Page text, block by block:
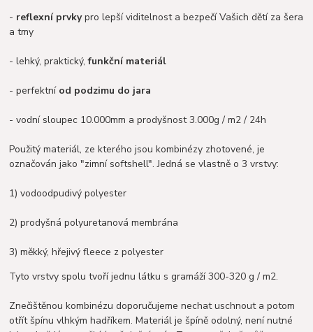
- reflexní prvkypro lepší viditelnost a bezpečí Vašich dětí za šera
a tmy
- lehký, praktický,funkční materiál
- perfektní od podzimu do jara
- vodní sloupec 10.000mm a prodyšnost 3.000g / m2 / 24h
Použitý materiál, ze kterého jsou kombinézy zhotovené, je
označován jako "zimní softshell". Jedná se vlastně o 3 vrstvy:
1) vodoodpudivý polyester
2) prodyšná polyuretanová membrána
3) měkký, hřejivý fleece z polyester
Tyto vrstvy spolu tvoří jednu látku s gramáží 300-320 g / m2.
Znečištěnou kombinézu doporučujeme nechat uschnout a potom
otřít špínu vlhkým hadříkem. Materiál je špíně odolný, není nutné